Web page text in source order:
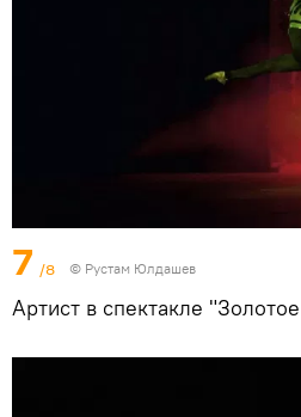
7 /8 © Рустам Юлдашев
Артист в спектакле